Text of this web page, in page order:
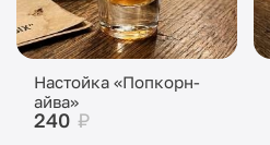
Настойка «Попкорн-
айва»
240 ₽